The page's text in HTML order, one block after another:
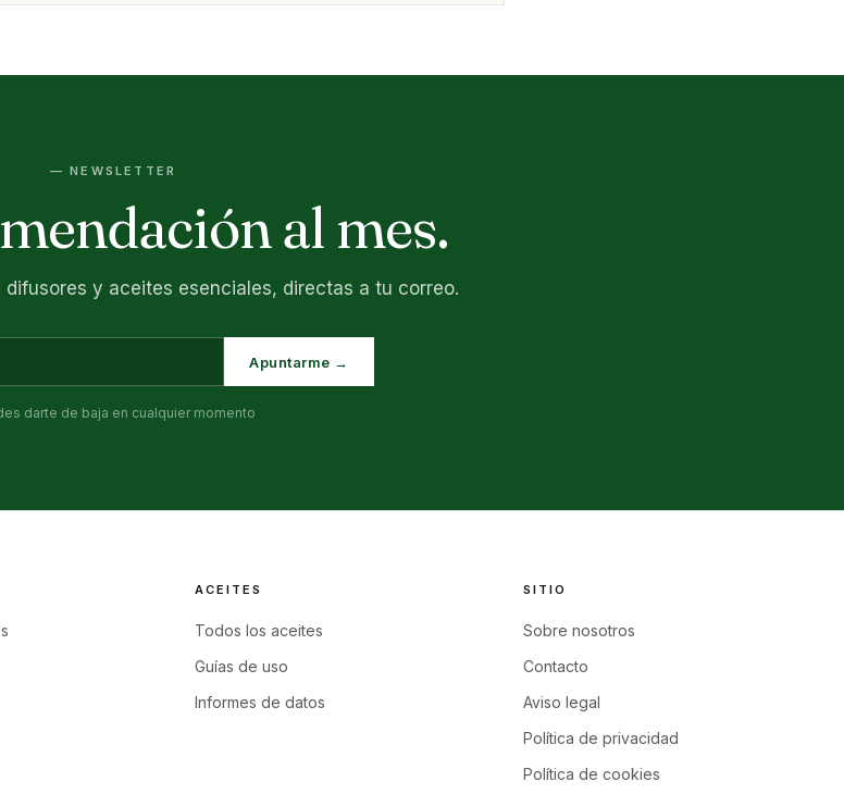
— NEWSLETTER
al mes.
difusores y aceites esenciales, directas a tu correo.
Apuntarme →
darte de baja en cualquier momento
ACEITES
Todos los aceites
Guías de uso
Informes de datos
SITIO
Sobre nosotros
Contacto
Aviso legal
Política de privacidad
Política de cookies